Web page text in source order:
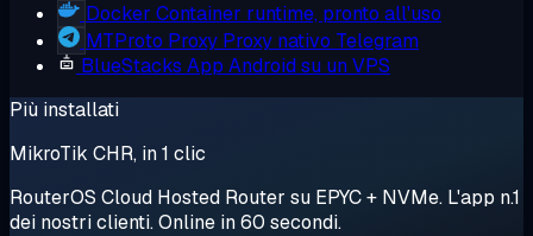
Docker Container runtime, pronto all'uso
MTProto Proxy Proxy nativo Telegram
BlueStacks App Android su un VPS
Più installati
MikroTik CHR, in 1 clic
RouterOS Cloud Hosted Router su EPYC + NVMe. L'app n.1
dei nostri clienti. Online in 60 secondi.